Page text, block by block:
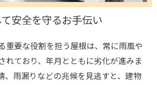
安全を守るお手伝い
重要な役割を担う屋根は、常に雨風や
れており、年月とともに劣化が進みま
、雨漏りなどの兆候を見逃すと、建物